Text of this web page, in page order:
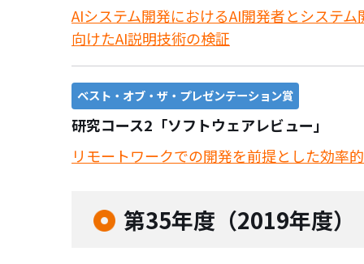
AIシステム開発におけるAI開発者とシステ
向けたAI説明技術の検証
ベスト・オブ・ザ・プレゼンテーション賞
研究コース2「ソフトウェアレビュー」
リモートワークでの開発を前提とした効率
第35年度（2019年度）